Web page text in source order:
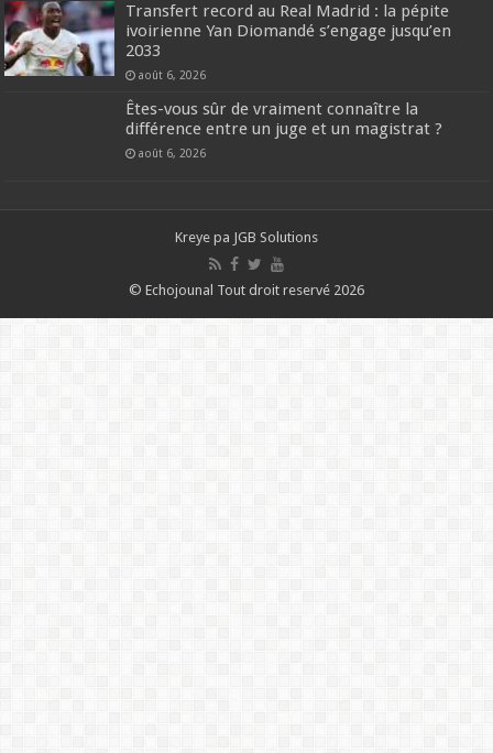
Transfert record au Real Madrid : la pépite
ivoirienne Yan Diomandé s’engage jusqu’en
2033
août 6, 2026
Êtes-vous sûr de vraiment connaître la
différence entre un juge et un magistrat ?
août 6, 2026
Kreye pa JGB Solutions
© Echojounal Tout droit reservé 2026